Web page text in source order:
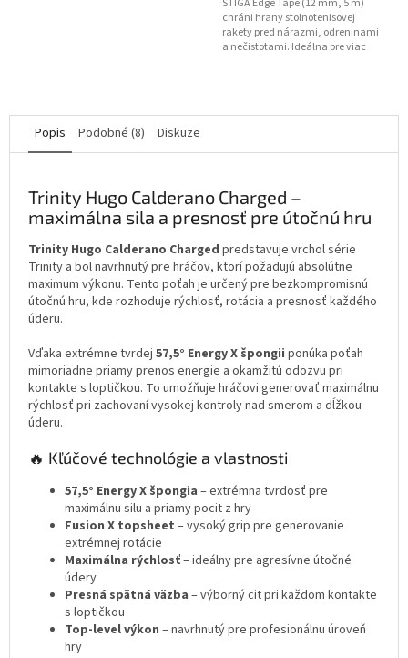
STIGA Edge Tape (12 mm, 5 m)
chráni hrany stolnotenisovej
rakety pred nárazmi, odreninami
a nečistotami. Ideálna pre viac
Popis Podobné (8) Diskuze
Trinity Hugo Calderano Charged –
maximálna sila a presnosť pre útočnú hru
Trinity Hugo Calderano Charged predstavuje vrchol série
Trinity a bol navrhnutý pre hráčov, ktorí požadujú absolútne
maximum výkonu. Tento poťah je určený pre bezkompromisnú
útočnú hru, kde rozhoduje rýchlosť, rotácia a presnosť každého
úderu.
Vďaka extrémne tvrdej 57,5° Energy X špongii ponúka poťah
mimoriadne priamy prenos energie a okamžitú odozvu pri
kontakte s loptičkou. To umožňuje hráčovi generovať maximálnu
rýchlosť pri zachovaní vysokej kontroly nad smerom a dĺžkou
úderu.
🔥 Kľúčové technológie a vlastnosti
57,5° Energy X špongia – extrémna tvrdosť pre
maximálnu silu a priamy pocit z hry
Fusion X topsheet – vysoký grip pre generovanie
extrémnej rotácie
Maximálna rýchlosť– ideálny pre agresívne útočné
údery
Presná spätná väzba – výborný cit pri každom kontakte
s loptičkou
Top-level výkon – navrhnutý pre profesionálnu úroveň
hry